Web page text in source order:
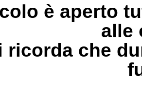
è aperto
alle
ricorda che